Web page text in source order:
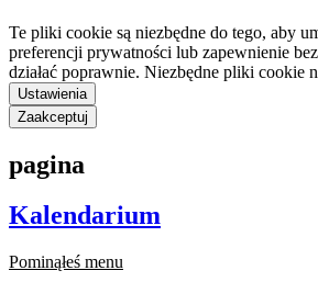
Te pliki cookie są niezbędne do tego, aby
preferencji prywatności lub zapewnienie
działać poprawnie. Niezbędne pliki cookie
Ustawienia
Zaakceptuj
pagina
Kalendarium
Pominąłeś menu